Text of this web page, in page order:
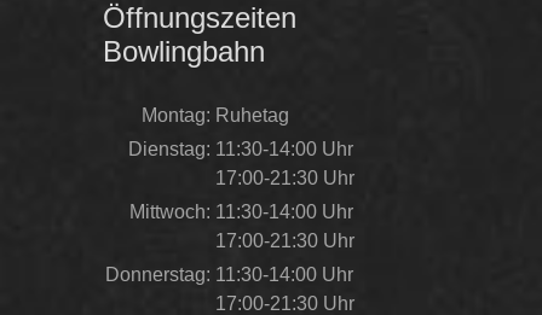
Öffnungszeiten
Bowlingbahn
Montag: Ruhetag
Dienstag: 11:30-14:00 Uhr
17:00-21:30 Uhr
Mittwoch: 11:30-14:00 Uhr
17:00-21:30 Uhr
Donnerstag: 11:30-14:00 Uhr
17:00-21:30 Uhr